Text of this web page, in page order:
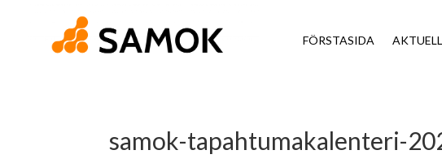
FÖRSTASIDA
samok-tapahtumakalenteri-